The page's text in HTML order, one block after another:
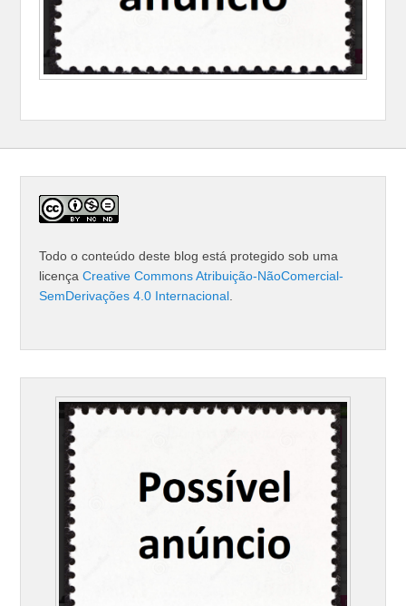
Todo o conteúdo deste blog está protegido sob uma
licençaCreative Commons Atribuição-NãoComercial-
SemDerivações 4.0 Internacional